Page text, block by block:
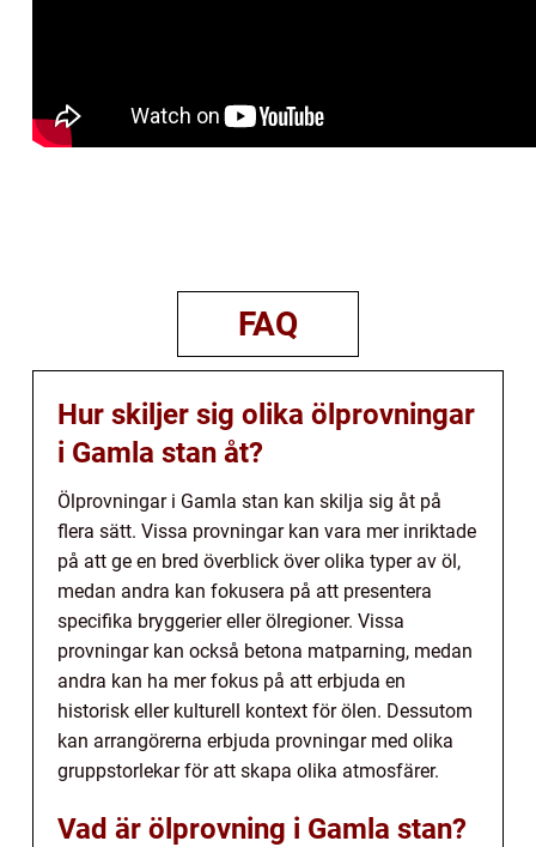
FAQ
Hur skiljer sig olika ölprovningar
i Gamla stan åt?
Ölprovningar i Gamla stan kan skilja sig åt på
flera sätt. Vissa provningar kan vara mer inriktade
på att ge en bred överblick över olika typer av öl,
medan andra kan fokusera på att presentera
specifika bryggerier eller ölregioner. Vissa
provningar kan också betona matparning, medan
andra kan ha mer fokus på att erbjuda en
historisk eller kulturell kontext för ölen. Dessutom
kan arrangörerna erbjuda provningar med olika
gruppstorlekar för att skapa olika atmosfärer.
Vad är ölprovning i Gamla stan?